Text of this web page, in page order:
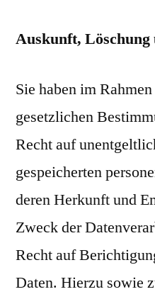
Auskunft,
Sie haben im
gesetzlichen
Recht auf
gespeicherten
deren Herkunft und
Zweck der
Recht auf
Daten. Hierzu sowie